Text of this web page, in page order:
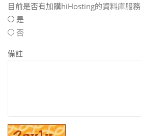
目前是否有加購hiHosting的資料庫服務
是
否
備註